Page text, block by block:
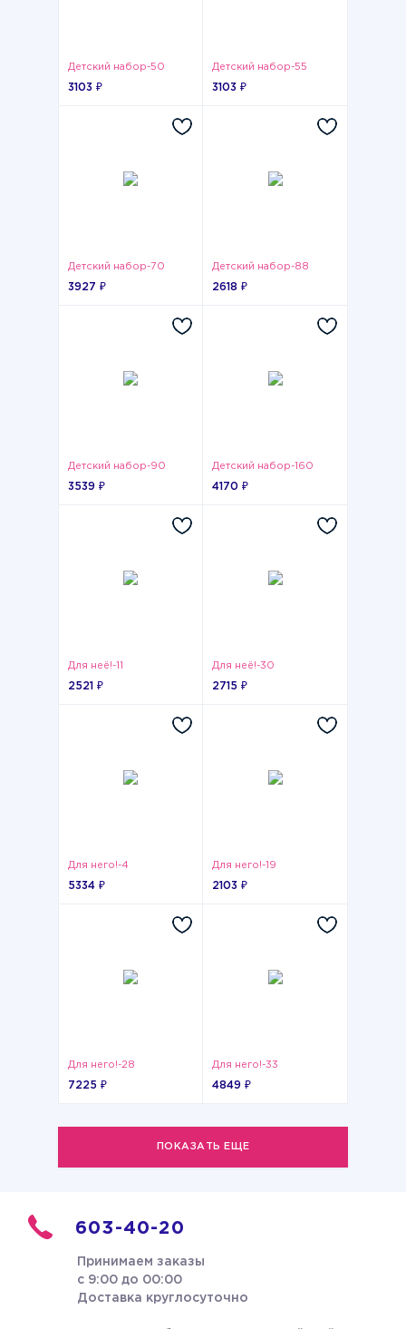
Детский набор-50
3103 ₽
Детский набор-55
3103 ₽
Детский набор-70
3927 ₽
Детский набор-88
2618 ₽
Детский набор-90
3539 ₽
Детский набор-160
4170 ₽
Для неё!-11
2521 ₽
Для неё!-30
2715 ₽
Для него!-4
5334 ₽
Для него!-19
2103 ₽
Для него!-28
7225 ₽
Для него!-33
4849 ₽
ПОКАЗАТЬ ЕЩЕ
603-40-20
Принимаем заказы
с 9:00 до 00:00
Доставка круглосуточно